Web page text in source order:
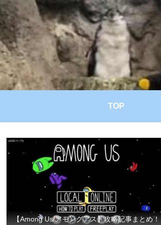
TOP
【Among Us/アモングアス】攻略記事まとめ！